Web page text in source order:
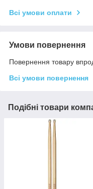
Всі умови оплати
Умови повернення
Повернення товару
Всі умови повернення
Подібні товари